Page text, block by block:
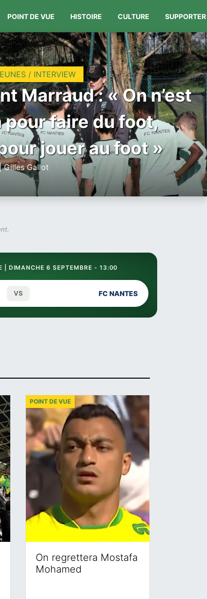
POINT DE VUE HISTOIRE CULTURE SUPPORTER
/ INTERVIEW
Marraud : « On n’est
pour faire du foot,
jouer au foot »
Gallot
| DIMANCHE 6 SEPTEMBRE - 13:00
VS FC NANTES
On regrettera Mostafa
Mohamed
POINT DE VUE